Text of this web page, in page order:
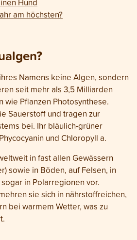
am höchsten?
Namens keine Algen, sondern
seit mehr als 3,5 Milliarden
wie Pflanzen Photosynthese.
Sauerstoff und tragen zur
bei. Ihr bläulich-grüner
und Chloropyll a.
in fast allen Gewässern
sowie in Böden, auf Felsen, in
in Polarregionen vor.
sie sich in nährstoffreichen,
bei warmem Wetter, was zu